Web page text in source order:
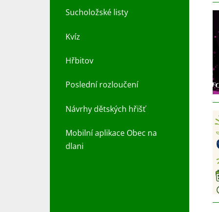
Sucholožské listy
Kvíz
Hřbitov
Poslední rozloučení
Návrhy dětských hřišť
Mobilní aplikace Obec na
dlani